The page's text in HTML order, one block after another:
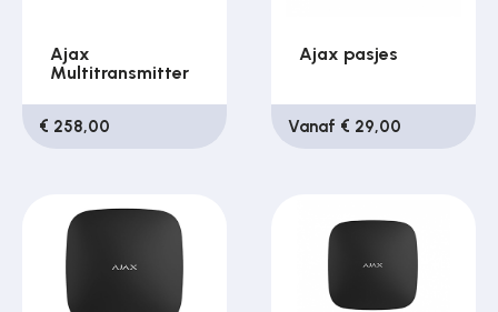
Ajax
Multitransmitter
€ 258,00
Ajax pasjes
Vanaf € 29,00